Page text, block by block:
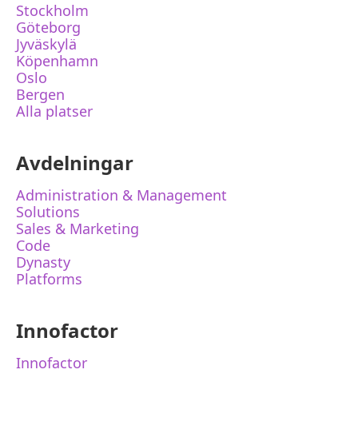
Stockholm
Göteborg
Jyväskylä
Köpenhamn
Oslo
Bergen
Alla platser
Avdelningar
Administration & Management
Solutions
Sales & Marketing
Code
Dynasty
Platforms
Innofactor
Innofactor